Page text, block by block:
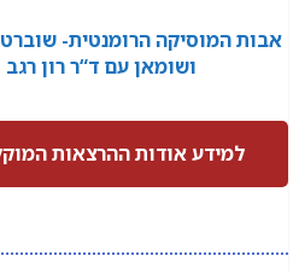
אבות המוסיקה הרומנטית-
ושומאן עם ד“ר רון רגב
למידע אודות ההרצאות